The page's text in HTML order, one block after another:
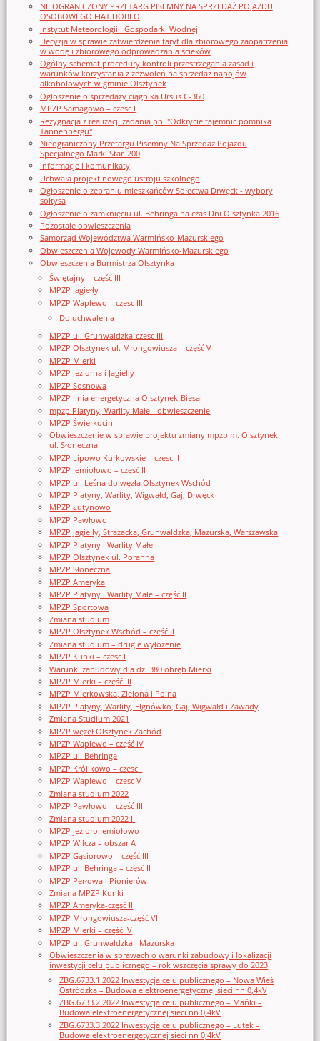
NIEOGRANICZONY PRZETARG PISEMNY NA SPRZEDAŻ POJAZDU
OSOBOWEGO FIAT DOBLO
Instytut Meteorologii i Gospodarki Wodnej
Decyzja w sprawie zatwierdzenia taryf dla zbiorowego zaopatrzenia
w wodę i zbiorowego odprowadzania ścieków
Ogólny schemat procedury kontroli przestrzegania zasad i
warunków korzystania z zezwoleń na sprzedaż napojów
alkoholowych w gminie Olsztynek
Ogłoszenie o sprzedaży ciągnika Ursus C-360
MPZP Samagowo – czesc I
Rezygnacja z realizacji zadania pn. "Odkrycie tajemnic pomnika
Tannenbergu"
Nieograniczony Przetargu Pisemny Na Sprzedaż Pojazdu
Specjalnego Marki Star_200
Informacje i komunikaty
Uchwała projekt nowego ustroju szkolnego
Ogłoszenie o zebraniu mieszkańców Sołectwa Drwęck - wybory
sołtysa
Ogłoszenie o zamknięciu ul. Behringa na czas Dni Olsztynka 2016
Pozostałe obwieszczenia
Samorząd Województwa Warmińsko-Mazurskiego
Obwieszczenia Wojewody Warmińsko-Mazurskiego
Obwieszczenia Burmistrza Olsztynka
Świętajny – część III
MPZP Jagiełły
MPZP Waplewo – czesc III
Do uchwalenia
MPZP ul. Grunwaldzka-czesc III
MPZP Olsztynek ul. Mrongowiusza – część V
MPZP Mierki
MPZP Jeziorna i Jagielly
MPZP Sosnowa
MPZP linia energetyczna Olsztynek-Biesal
mpzp Platyny, Warlity Małe - obwieszczenie
MPZP Świerkocin
Obwieszczenie w sprawie projektu zmiany mpzp m. Olsztynek
ul. Słoneczna
MPZP Lipowo Kurkowskie – czesc II
MPZP Jemiołowo – część II
MPZP ul. Leśna do węzła Olsztynek Wschód
MPZP Platyny, Warlity, Wigwałd, Gaj, Drwęck
MPZP Łutynowo
MPZP Pawłowo
MPZP Jagielly, Strazacka, Grunwaldzka, Mazurska, Warszawska
MPZP Platyny i Warlity Małe
MPZP Olsztynek ul. Poranna
MPZP Słoneczna
MPZP Ameryka
MPZP Platyny i Warlity Małe – część II
MPZP Sportowa
Zmiana studium
MPZP Olsztynek Wschód – część II
Zmiana studium – drugie wyłożenie
MPZP Kunki – czesc I
Warunki zabudowy dla dz. 380 obręb Mierki
MPZP Mierki – część III
MPZP Mierkowska, Zielona i Polna
MPZP Platyny, Warlity, Elgnówko, Gaj, Wigwałd i Zawady
Zmiana Studium 2021
MPZP węzeł Olsztynek Zachód
MPZP Waplewo – część IV
MPZP ul. Behringa
MPZP Królikowo – czesc I
MPZP Waplewo – czesc V
Zmiana studium 2022
MPZP Pawłowo – część III
Zmiana studium 2022 II
MPZP jezioro Jemiołowo
MPZP Wilcza – obszar A
MPZP Gąsiorowo – część III
MPZP ul. Behringa – część II
MPZP Perłowa i Pionierów
Zmiana MPZP Kunki
MPZP Ameryka-część II
MPZP Mrongowiusza-część VI
MPZP Mierki – część IV
MPZP ul. Grunwaldzka i Mazurska
Obwieszczenia w sprawach o warunki zabudowy i lokalizacji
inwestycji celu publicznego – rok wszczęcia sprawy do 2023
ZBG.6733.1.2022 Inwestycja celu publicznego – Nowa Wieś
Ostródzka – Budowa elektroenergetycznej sieci nn 0,4kV
ZBG.6733.2.2022 Inwestycja celu publicznego – Mańki –
Budowa elektroenergetycznej sieci nn 0,4kV
ZBG.6733.3.2022 Inwestycja celu publicznego – Lutek –
Budowa elektroenergetycznej sieci nn 0,4kV